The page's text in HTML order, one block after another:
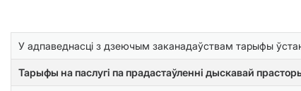
У адпаведнасці з дзеючым заканадаўствам тарыфы
Тарыфы на паслугі па прадастаўленні дыскавай